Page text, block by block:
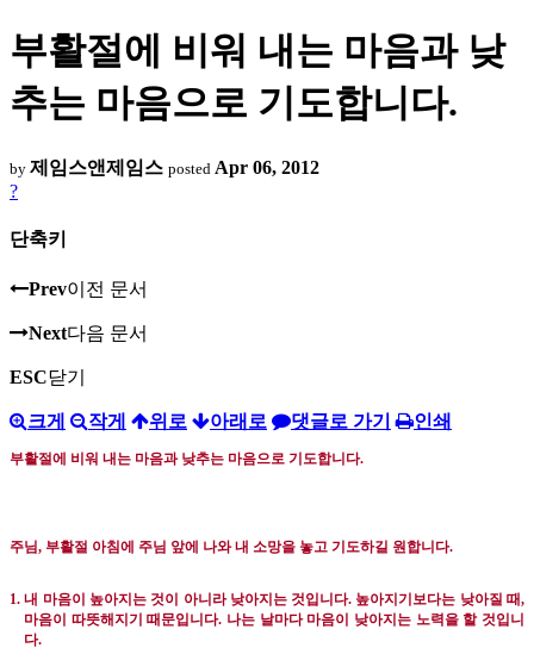
부활절에 비워 내는 마음과 낮
추는 마음으로 기도합니다.
by 제임스앤제임스 posted Apr 06, 2012
?
단축키
Prev이전 문서
Next다음 문서
ESC닫기
크게 작게 위로 아래로 댓글로 가기 인쇄
부활절에 비워 내는 마음과 낮추는 마음으로 기도합니다.
주님, 부활절 아침에 주님 앞에 나와 내 소망을 놓고 기도하길 원합니다.
1.내 마음이 높아지는 것이 아니라 낮아지는 것입니다. 높아지기보다는 낮아질 때,
마음이 따뜻해지기 때문입니다. 나는 날마다 마음이 낮아지는 노력을 할 것입니
다.